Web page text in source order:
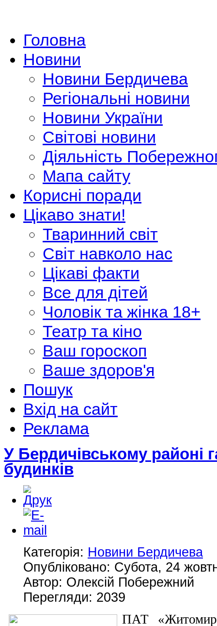
Головна
Новини
Новини Бердичева
Регіональні новини
Новини України
Світові новини
Діяльність
Мапа сайту
Корисні поради
Цікаво знати!
Тваринний світ
Світ навколо нас
Цікаві факти
Все для дітей
Чоловік та жінка 18+
Театр та кіно
Ваш гороскоп
Ваше здоров'я
Пошук
Вхід на сайт
Реклама
У Бердичівському районі
будинків
Категорія: Новини Бердичева
Опубліковано: Субота, 24
Автор: Олексій Побережний
Перегляди: 2039
ПАТ